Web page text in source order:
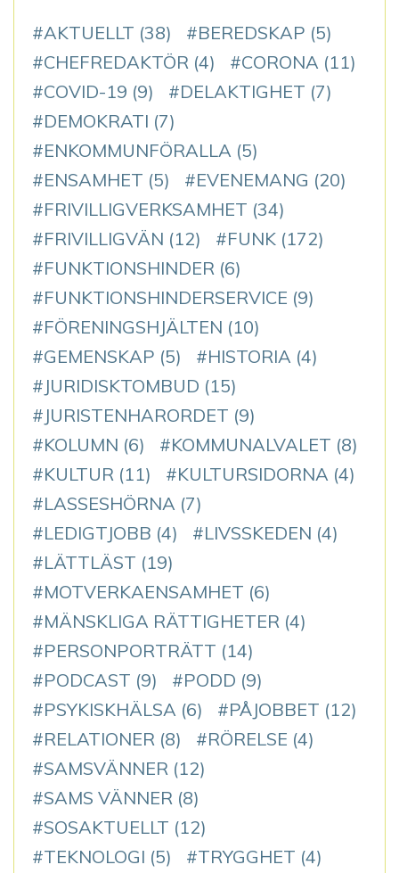
AKTUELLT (38) BEREDSKAP (5)
CHEFREDAKTÖR (4) CORONA (11)
COVID-19 (9) DELAKTIGHET (7)
DEMOKRATI (7)
ENKOMMUNFÖRALLA (5)
ENSAMHET (5) EVENEMANG (20)
FRIVILLIGVERKSAMHET (34)
FRIVILLIGVÄN (12) FUNK (172)
FUNKTIONSHINDER (6)
FUNKTIONSHINDERSERVICE (9)
FÖRENINGSHJÄLTEN (10)
GEMENSKAP (5) HISTORIA (4)
JURIDISKTOMBUD (15)
JURISTENHARORDET (9)
KOLUMN (6) KOMMUNALVALET (8)
KULTUR (11) KULTURSIDORNA (4)
LASSESHÖRNA (7)
LEDIGTJOBB (4) LIVSSKEDEN (4)
LÄTTLÄST (19)
MOTVERKAENSAMHET (6)
MÄNSKLIGA RÄTTIGHETER (4)
PERSONPORTRÄTT (14)
PODCAST (9) PODD (9)
PSYKISKHÄLSA (6) PÅJOBBET (12)
RELATIONER (8) RÖRELSE (4)
SAMSVÄNNER (12)
SAMS VÄNNER (8)
SOSAKTUELLT (12)
TEKNOLOGI (5) TRYGGHET (4)